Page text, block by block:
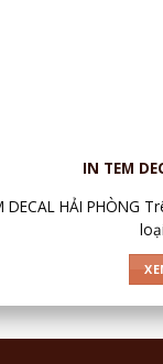
IN TEM
DECAL HẢI PHÒNG